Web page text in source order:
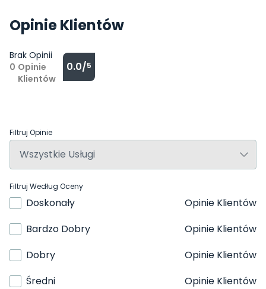
Opinie Klientów
Brak Opinii
0 Opinie
Klientów
0.0/5
Filtruj Opinie
Filtruj Według Oceny
Doskonały
Opinie Klientów
Bardzo Dobry
Opinie Klientów
Dobry
Opinie Klientów
Średni
Opinie Klientów